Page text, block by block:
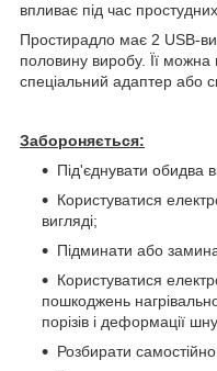
впливає під час
Простирадло має 2 USB-
половину виробу. Її можна
спеціальний адаптер або
Забороняється:
Під'єднувати обидва
Користуватися
вигляді;
Підминати або
Користуватися
пошкоджень
порізів і деформації
Розбирати